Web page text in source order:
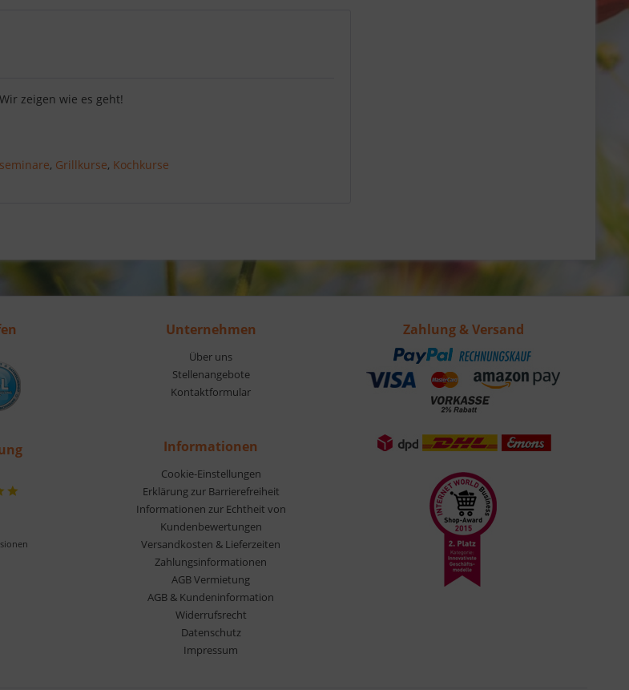
zeigen wie es geht!
, Grillkurse, Kochkurse
Unternehmen
Über uns
Stellenangebote
Kontaktformular
Informationen
Cookie-Einstellungen
Erklärung zur Barrierefreiheit
Informationen zur Echtheit von
Kundenbewertungen
Versandkosten & Lieferzeiten
Zahlungsinformationen
AGB Vermietung
AGB & Kundeninformation
Widerrufsrecht
Datenschutz
Impressum
Zahlung & Versand